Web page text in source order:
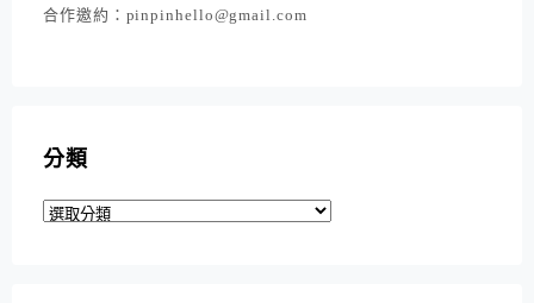
合作邀約：pinpinhello@gmail.com
分類
分